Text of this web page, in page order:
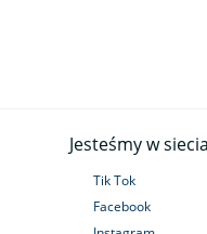
Jesteśmy w
Tik Tok
Facebook